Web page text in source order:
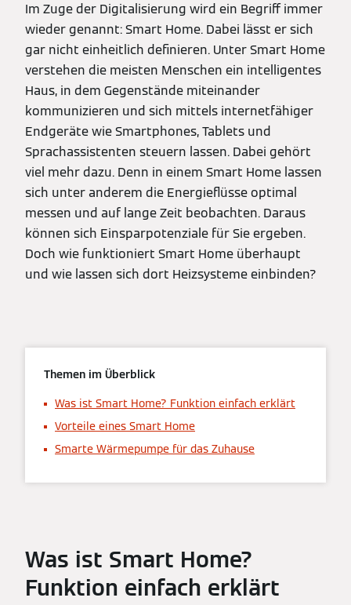
Im Zuge der Digitalisierung wird ein Begriff immer
wieder genannt: Smart Home. Dabei lässt er sich
gar nicht einheitlich definieren. Unter Smart Home
verstehen die meisten Menschen ein intelligentes
Haus, in dem Gegenstände miteinander
kommunizieren und sich mittels internetfähiger
Endgeräte wie Smartphones, Tablets und
Sprachassistenten steuern lassen. Dabei gehört
viel mehr dazu. Denn in einem Smart Home lassen
sich unter anderem die Energieflüsse optimal
messen und auf lange Zeit beobachten. Daraus
können sich Einsparpotenziale für Sie ergeben.
Doch wie funktioniert Smart Home überhaupt
und wie lassen sich dort Heizsysteme einbinden?
Themen im Überblick
Was ist Smart Home? Funktion einfach erklärt
Vorteile eines Smart Home
Smarte Wärmepumpe für das Zuhause
Was ist Smart Home?
Funktion einfach erklärt